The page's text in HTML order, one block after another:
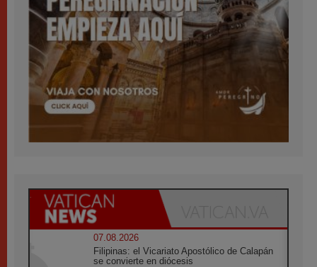
07.08.2026
Filipinas: el Vicariato Apostólico de Calapán
se convierte en diócesis